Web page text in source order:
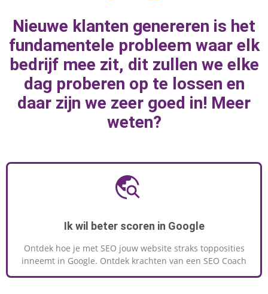
marketingknoppen te draaien om naar
geweldige resultaten toe te werken.
MEER INFORMATIE
Nieuwe klanten genereren is het
fundamentele probleem waar elk
bedrijf mee zit, dit zullen we elke
dag proberen op te lossen en
daar zijn we zeer goed in! Meer
weten?
Ik wil beter scoren in Google
Ontdek hoe je met SEO jouw website straks topposities
inneemt in Google. Ontdek krachten van een SEO Coach